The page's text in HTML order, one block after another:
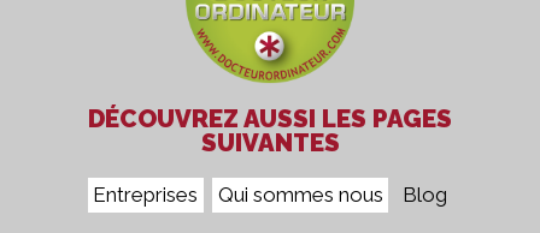
DÉCOUVREZ AUSSI LES PAGES
SUIVANTES
Entreprises Qui sommes nous Blog